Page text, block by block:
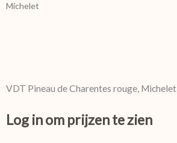
Michelet
VDT Pineau de Charentes rouge, Michelet
Log in om prijzen te zien